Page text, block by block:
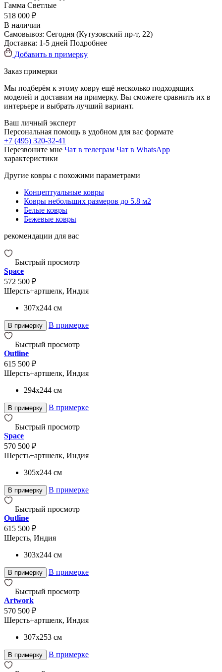
Гамма Светлые
518 000 ₽
В наличии
Самовывоз: Сегодня (Кутузовский пр-т, 22)
Доставка: 1-5 дней Подробнее
Добавить в примерку
Заказ примерки
Мы подберём к этому ковру ещё несколько подходящих
моделей и доставим на примерку. Вы сможете сравнить их в
интерьере и выбрать лучший вариант.
Ваш личный эксперт
Персональная помощь в удобном для вас формате
+7 (495) 320-32-41
Перезвоните мне Чат в телеграм Чат в WhatsApp
характеристики
Другие ковры с похожими параметрами
Концептуальные ковры
Ковры небольших размеров до 5.8 м2
Белые ковры
Бежевые ковры
рекомендации для вас
Быстрый просмотр
Space
572 500 ₽
Шерсть+артшелк, Индия
307x244 см
В примерку В примерке
Быстрый просмотр
Outline
615 500 ₽
Шерсть+артшелк, Индия
294x244 см
В примерку В примерке
Быстрый просмотр
Space
570 500 ₽
Шерсть+артшелк, Индия
305x244 см
В примерку В примерке
Быстрый просмотр
Outline
615 500 ₽
Шерсть, Индия
303x244 см
В примерку В примерке
Быстрый просмотр
Artwork
570 500 ₽
Шерсть+артшелк, Индия
307x253 см
В примерку В примерке